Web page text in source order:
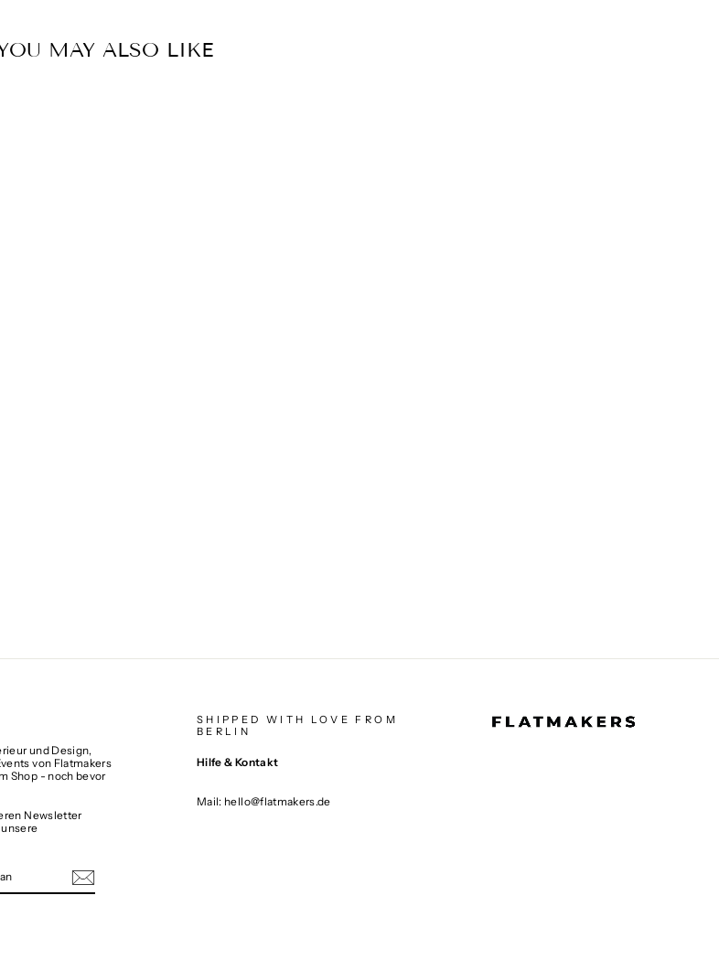
MAY ALSO LIKE
und Design,
von Flatmakers
Shop - noch bevor
Newsletter
SHIPPED WITH LOVE FROM
BERLIN
Hilfe & Kontakt
Mail: hello@flatmakers.de